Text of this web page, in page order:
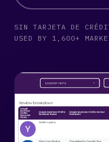
SIN TARJETA DE
USED BY 1,600+